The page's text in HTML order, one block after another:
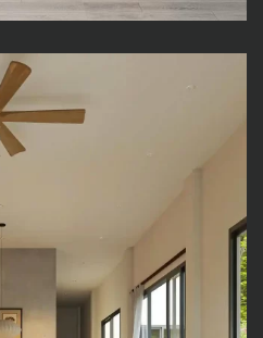
kế nhà phố
& tràn ngập